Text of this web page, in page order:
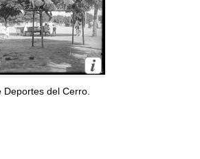
Deportes del Cerro.